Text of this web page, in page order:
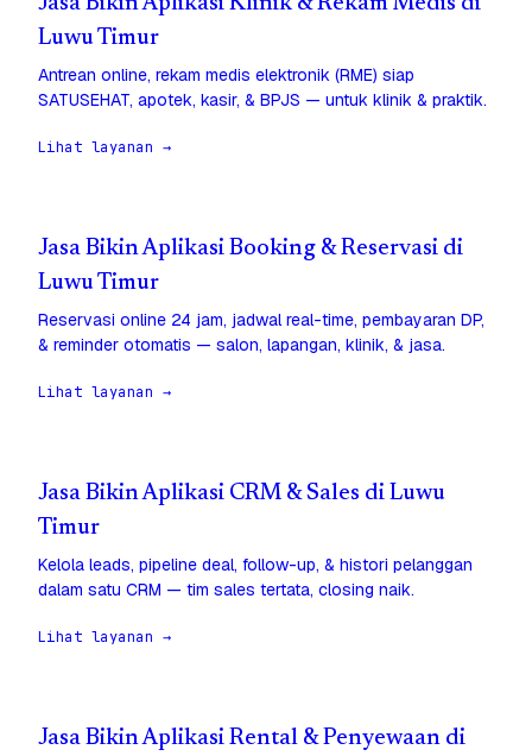
Luwu Timur
Antrean online, rekam medis elektronik (RME) siap
SATUSEHAT, apotek, kasir, & BPJS — untuk klinik & praktik.
Lihat layanan →
Jasa Bikin Aplikasi Booking & Reservasi di
Luwu Timur
Reservasi online 24 jam, jadwal real-time, pembayaran DP,
& reminder otomatis — salon, lapangan, klinik, & jasa.
Lihat layanan →
Jasa Bikin Aplikasi CRM & Sales di Luwu
Timur
Kelola leads, pipeline deal, follow-up, & histori pelanggan
dalam satu CRM — tim sales tertata, closing naik.
Lihat layanan →
Jasa Bikin Aplikasi Rental & Penyewaan di